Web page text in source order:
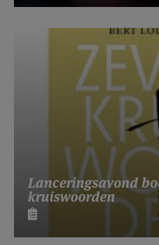
Lanceringsavond
kruiswoorden